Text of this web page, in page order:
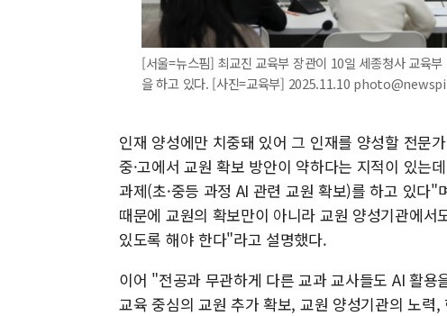
[서울=뉴스핌] 최교진 교육부 장관이 10일 세종청사 교육
을 하고 있다. [사진=교육부] 2025.11.10
인재 양성에만 치중돼 있어 그 인재를 양성할 전문
중·고에서 교원 확보 방안이 약하다는 지적이 있는
과제(초·중등 과정 AI 관련 교원 확보)를 하고 있다
때문에 교원의 확보만이 아니라 교원 양성기관에
있도록 해야 한다"라고 설명했다.
이어 "전공과 무관하게 다른 교과 교사들도 AI 활
교육 중심의 교원 추가 확보, 교원 양성기관의 노